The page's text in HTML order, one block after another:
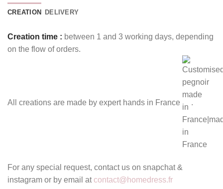
CREATION DELIVERY
Creation time : between 1 and 3 working days, depending
on the flow of orders.
All creations are made by expert hands in France .
For any special request, contact us on snapchat &
instagram or by email at contact@homedress.fr